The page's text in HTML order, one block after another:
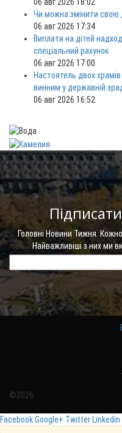
Чи можна змінити свою
06 авг 2026 17:34
Виплати на дітей
спеціальний рахунок
06 авг 2026 17:00
Настоятель двох
винним у державній
06 авг 2026 16:52
Головні Новини Тижня.
Найважливіші з них ми
©2026
FacebookGoogle+ Twitter Linkedin